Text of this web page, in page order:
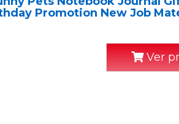
Promotion New Job
Ver